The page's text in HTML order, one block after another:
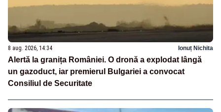
8 aug. 2026, 14:34 Ionuț Nichita
Alertă la granița României. O dronă a explodat lângă
un gazoduct, iar premierul Bulgariei a convocat
Consiliul de Securitate